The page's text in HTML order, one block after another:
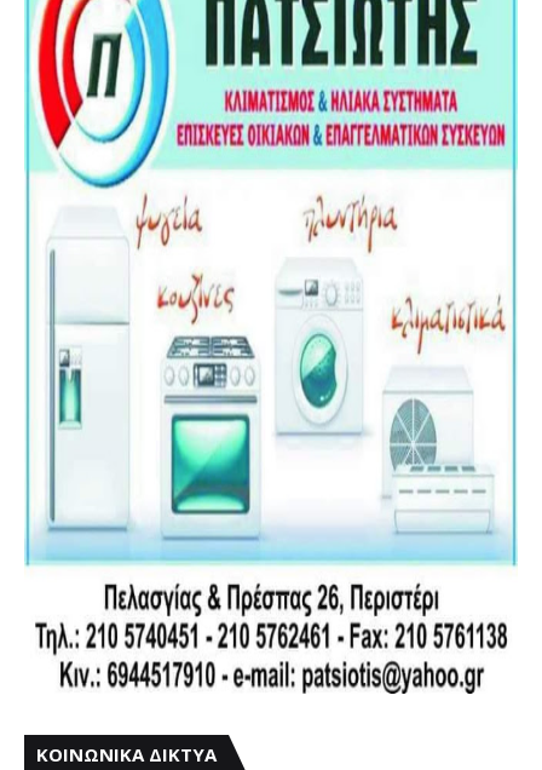
ΚΟΙΝΩΝΙΚΑ ΔΙΚΤΥΑ